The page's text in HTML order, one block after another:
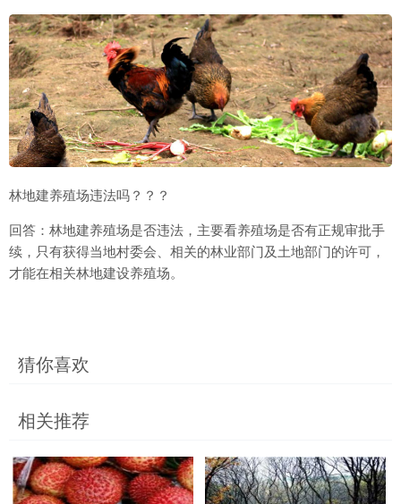
林地建养殖场违法吗？？？
回答：林地建养殖场是否违法，主要看养殖场是否有正规审批手
续，只有获得当地村委会、相关的林业部门及土地部门的许可，
才能在相关林地建设养殖场。
猜你喜欢
相关推荐